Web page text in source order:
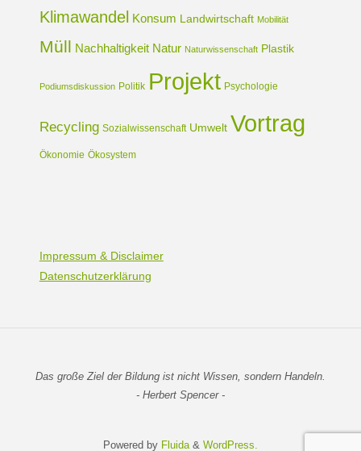
Klimawandel Konsum Landwirtschaft Mobilität
Müll Nachhaltigkeit Natur Naturwissenschaft Plastik
Podiumsdiskussion Politik Projekt Psychologie
Recycling Sozialwissenschaft Umwelt Vortrag
Ökonomie Ökosystem
Impressum & Disclaimer
Datenschutzerklärung
Das große Ziel der Bildung ist nicht Wissen, sondern Handeln.
- Herbert Spencer -
Powered by Fluida & WordPress.